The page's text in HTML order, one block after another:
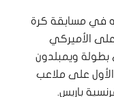
في مسابقة كرة
على الأميركي
بطولة ويمبلدون
في الدور الأول على ملاعب
باريس.